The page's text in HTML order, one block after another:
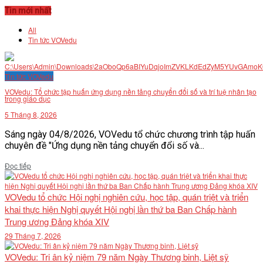
Tin mới nhất
All
Tin tức VOVedu
Tin tức VOVedu
VOVedu: Tổ chức tập huấn ứng dụng nền tảng chuyển đổi số và trí tuệ nhân tạo
trong giáo dục
5 Tháng 8, 2026
Sáng ngày 04/8/2026, VOVedu tổ chức chương trình tập huấn
chuyên đề "Ứng dụng nền tảng chuyển đổi số và...
Đọc tiếpDetails
VOVedu tổ chức Hội nghị nghiên cứu, học tập, quán triệt và triển
khai thực hiện Nghị quyết Hội nghị lần thứ ba Ban Chấp hành
Trung ương Đảng khóa XIV
29 Tháng 7, 2026
VOVedu: Tri ân kỷ niệm 79 năm Ngày Thương binh, Liệt sỹ